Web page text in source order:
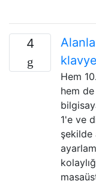
4
Hem
hem
1'e ve
şekilde